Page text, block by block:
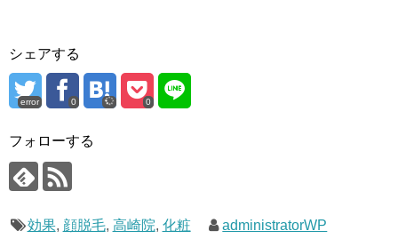
シェアする
error 0 0
フォローする
効果, 顔脱毛, 高崎院, 化粧 administratorWP